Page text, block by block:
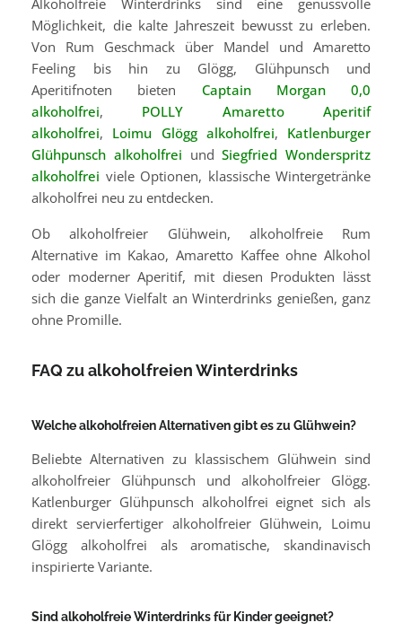
Alkoholfreie Winterdrinks sind eine genussvolle
Möglichkeit, die kalte Jahreszeit bewusst zu erleben.
Von Rum Geschmack über Mandel und Amaretto
Feeling bis hin zu Glögg, Glühpunsch und
Aperitifnoten bieten Captain Morgan 0,0
alkoholfrei, POLLY Amaretto Aperitif
alkoholfrei, Loimu Glögg alkoholfrei, Katlenburger
Glühpunsch alkoholfrei undSiegfried Wonderspritz
alkoholfrei viele Optionen, klassische Wintergetränke
alkoholfrei neu zu entdecken.
Ob alkoholfreier Glühwein, alkoholfreie Rum
Alternative im Kakao, Amaretto Kaffee ohne Alkohol
oder moderner Aperitif, mit diesen Produkten lässt
sich die ganze Vielfalt an Winterdrinks genießen, ganz
ohne Promille.
FAQ zu alkoholfreien Winterdrinks
Welche alkoholfreien Alternativen gibt es zu Glühwein?
Beliebte Alternativen zu klassischem Glühwein sind
alkoholfreier Glühpunsch und alkoholfreier Glögg.
Katlenburger Glühpunsch alkoholfrei eignet sich als
direkt servierfertiger alkoholfreier Glühwein, Loimu
Glögg alkoholfrei als aromatische, skandinavisch
inspirierte Variante.
Sind alkoholfreie Winterdrinks für Kinder geeignet?